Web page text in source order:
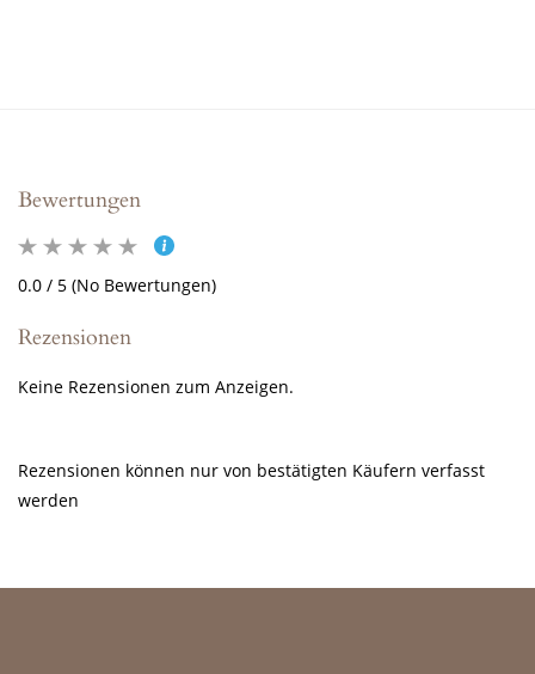
Bewertungen
0.0 / 5 (No Bewertungen)
Rezensionen
Keine Rezensionen zum Anzeigen.
Rezensionen können nur von bestätigten Käufern verfasst
werden